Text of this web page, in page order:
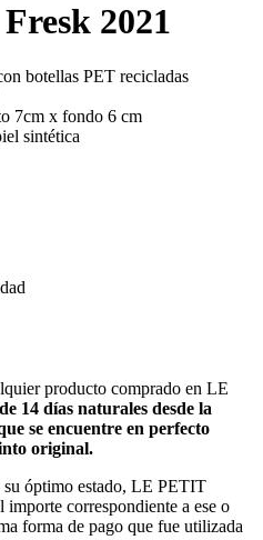
2021
botellas PET recicladas
7cm x fondo 6 cm
sintética
producto comprado en LE
14 días naturales desde la
se encuentre en perfecto
original.
óptimo estado, LE PETIT
correspondiente a ese o
forma de pago que fue utilizada